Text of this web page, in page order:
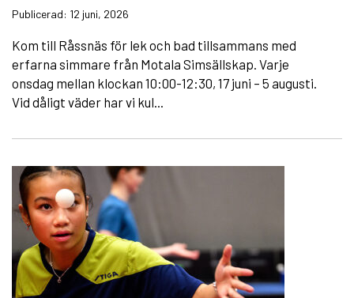
Publicerad: 12 juni, 2026
Kom till Råssnäs för lek och bad tillsammans med
erfarna simmare från Motala Simsällskap. Varje
onsdag mellan klockan 10:00-12:30, 17 juni – 5 augusti.
Vid dåligt väder har vi kul...